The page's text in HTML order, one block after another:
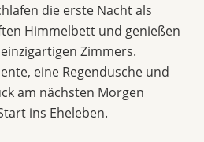
die erste Nacht als
Himmelbett und genießen
Zimmers.
eine Regendusche und
am nächsten Morgen
ins Eheleben.